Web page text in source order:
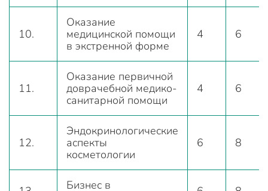
10.
Оказание
медицинской помощи
в экстренной форме
4 6
11.
Оказание первичной
доврачебной медико-
санитарной помощи
4 6
12.
Эндокринологические
аспекты
косметологии
6 8
Бизнес в